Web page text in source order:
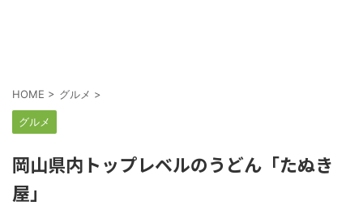
HOME > グルメ >
グルメ
岡山県内トップレベルのうどん「たぬき
屋」